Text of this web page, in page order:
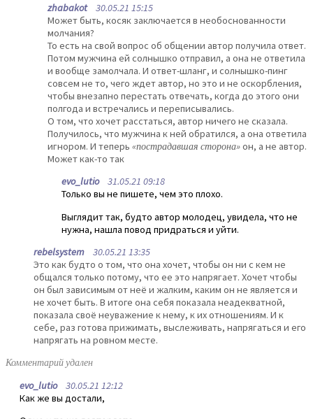
zhabakot30.05.21 15:15
Может быть, косяк заключается в необоснованности
молчания?
То есть на свой вопрос об общении автор получила ответ.
Потом мужчина ей солнышко отправил, а она не ответила
и вообще замолчала. И ответ-шланг, и солнышко-пинг
совсем не то, чего ждет автор, но это и не оскорбления,
чтобы внезапно перестать отвечать, когда до этого они
полгода и встречались и переписывались.
О том, что хочет расстаться, автор ничего не сказала.
Получилось, что мужчина к ней обратился, а она ответила
игнором. И теперь «пострадавшая сторона»он, а не автор.
Может как-то так
evo_lutio31.05.21 09:18
Только вы не пишете, чем это плохо.
Выглядит так, будто автор молодец, увидела, что не
нужна, нашла повод придраться и уйти.
rebelsystem 30.05.21 13:35
Это как будто о том, что она хочет, чтобы он ни с кем не
общался только потому, что ее это напрягает. Хочет чтобы
он был зависимым от неё и жалким, каким он не является и
не хочет быть. В итоге она себя показала неадекватной,
показала своё неуважение к нему, к их отношениям. И к
себе, раз готова прижимать, выслеживать, напрягаться и его
напрягать на ровном месте.
Комментарий удален
evo_lutio30.05.21 12:12
Как же вы достали,